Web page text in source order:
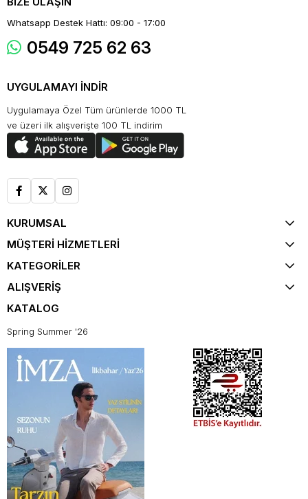
Whatsapp Destek Hattı: 09:00 - 17:00
0549 725 62 63
UYGULAMAYI İNDİR
Uygulamaya Özel Tüm ürünlerde 1000 TL
ve üzeri ilk alışverişte 100 TL indirim
KURUMSAL
MÜŞTERİ HİZMETLERİ
KATEGORİLER
ALIŞVERİŞ
KATALOG
Spring Summer '26